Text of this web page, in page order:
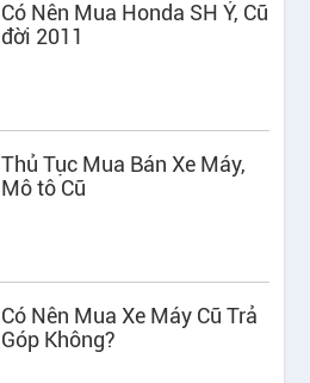
Có Nên Mua Honda SH Ý, Cũ
đời 2011
Thủ Tục Mua Bán Xe Máy,
Mô tô Cũ
Có Nên Mua Xe Máy Cũ Trả
Góp Không?